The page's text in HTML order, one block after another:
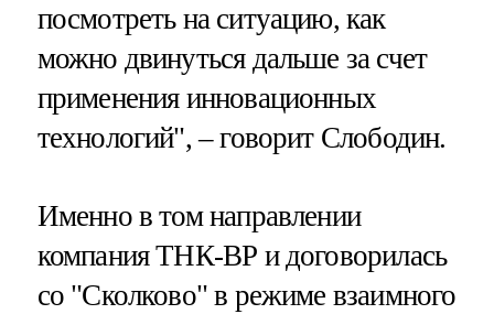
посмотреть на ситуацию, как
можно двинуться дальше за счет
применения инновационных
технологий", – говорит Слободин.
Именно в том направлении
компания ТНК-ВР и договорилась
со "Сколково" в режиме взаимного